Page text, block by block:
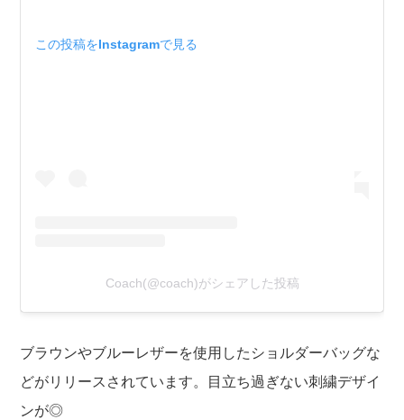
この投稿をInstagramで見る
Coach(@coach)がシェアした投稿
ブラウンやブルーレザーを使用したショルダーバッグな
どがリリースされています。目立ち過ぎない刺繍デザイ
ンが◎